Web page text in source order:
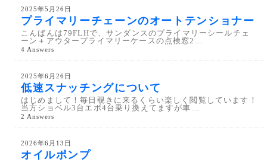
2025年5月26日
プライマリーチェーンのオートテンショナー
こんばんは79FLHで、サンダンスのプライマリーシールチェ
ーン＋アウタープライマリーケースの点検窓2…
4 Answers
2025年6月26日
低速スナッチングについて
はじめまして！毎日覗きに来るくらい楽しく閲覧しています！
当方ショベル3台エボ4台乗り換えてますが車…
2 Answers
2026年6月13日
オイルポンプ